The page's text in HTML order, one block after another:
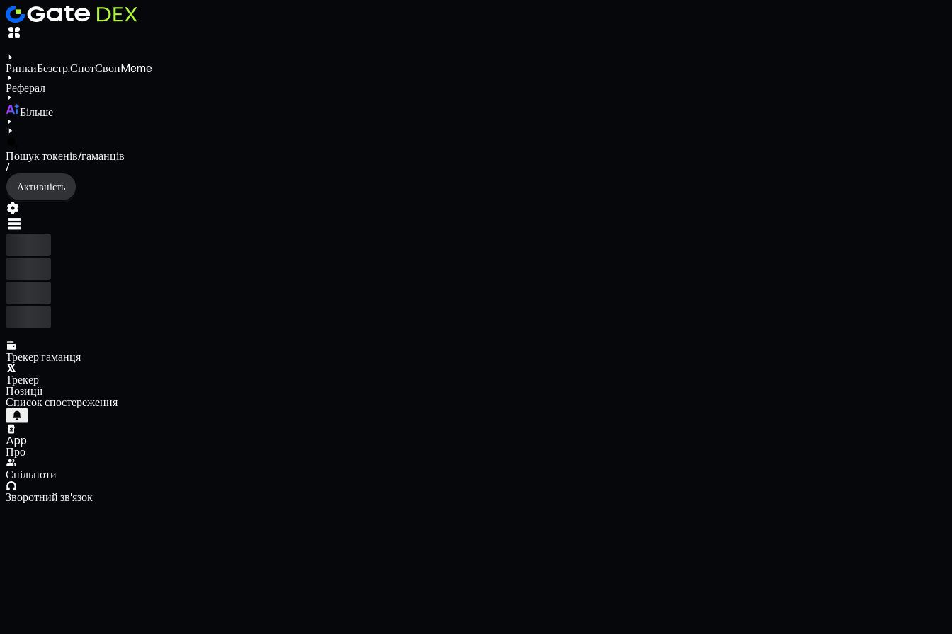
РинкиБезстр.СпотСвопMeme
Реферал
Більше
Пошук токенів/гаманців
/
Активність
Трекер гаманця
Трекер
Позиції
Список спостереження
App
Про
Спільноти
Зворотний зв'язок